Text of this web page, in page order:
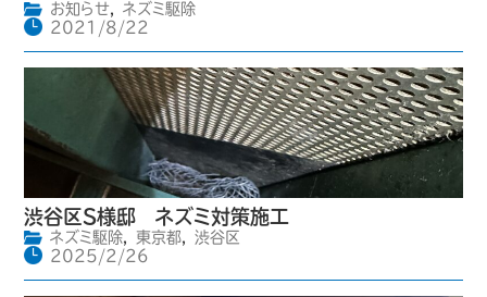
お知らせ,
ネズミ駆除
2021/8/22
渋谷区S様邸 ネズミ対策施工
ネズミ駆除, 東京都,
渋谷区
2025/2/26